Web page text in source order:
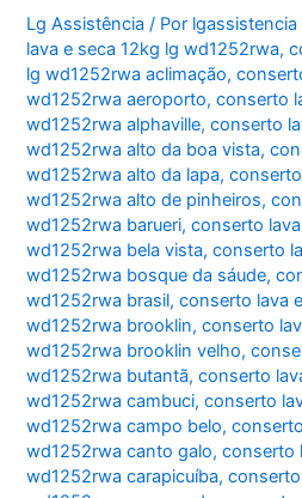
Lg Assistência / Por lgassistencia
lava e seca 12kg lg wd1252rwa,
lg wd1252rwa aclimação,
wd1252rwa aeroporto,conserto
wd1252rwa alphaville,conserto
wd1252rwa alto da boa vista,
wd1252rwa alto da lapa,
wd1252rwa alto de pinheiros,
wd1252rwa barueri,conserto
wd1252rwa bela vista,conserto
wd1252rwa bosque da sáude,
wd1252rwa brasil,conserto lava
wd1252rwa brooklin,conserto
wd1252rwa brooklin velho,
wd1252rwa butantã,conserto
wd1252rwa cambuci,conserto
wd1252rwa campo belo,
wd1252rwa canto galo,conserto
wd1252rwa carapicuíba,